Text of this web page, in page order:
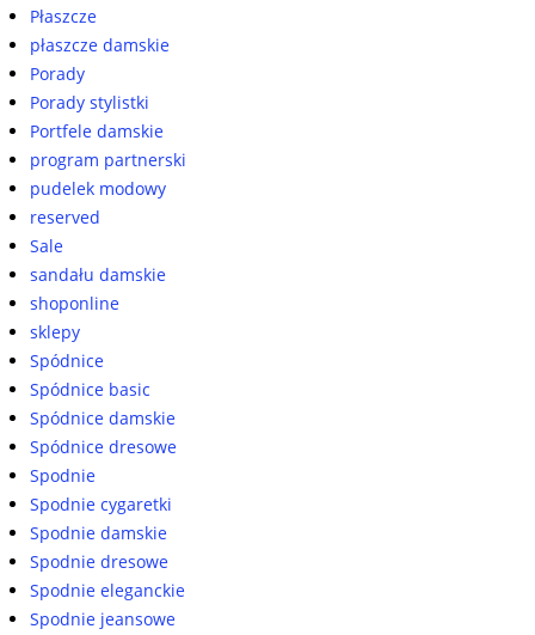
Płaszcze
płaszcze damskie
Porady
Porady stylistki
Portfele damskie
program partnerski
pudelek modowy
reserved
Sale
sandału damskie
shoponline
sklepy
Spódnice
Spódnice basic
Spódnice damskie
Spódnice dresowe
Spodnie
Spodnie cygaretki
Spodnie damskie
Spodnie dresowe
Spodnie eleganckie
Spodnie jeansowe